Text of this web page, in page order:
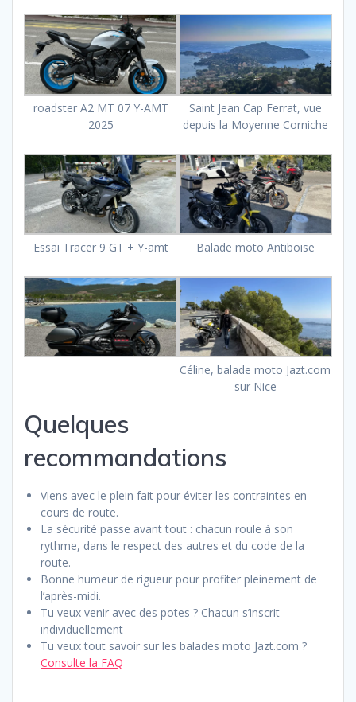
roadster A2 MT 07 Y-AMT
2025
Saint Jean Cap Ferrat, vue
depuis la Moyenne Corniche
Essai Tracer 9 GT + Y-amt Balade moto Antiboise
Céline, balade moto Jazt.com
sur Nice
Quelques
recommandations
Viens avec le plein fait pour éviter les contraintes en
cours de route.
La sécurité passe avant tout : chacun roule à son
rythme, dans le respect des autres et du code de la
route.
Bonne humeur de rigueur pour profiter pleinement de
l’après-midi.
Tu veux venir avec des potes ? Chacun s’inscrit
individuellement
Tu veux tout savoir sur les balades moto Jazt.com ?
Consulte la FAQ